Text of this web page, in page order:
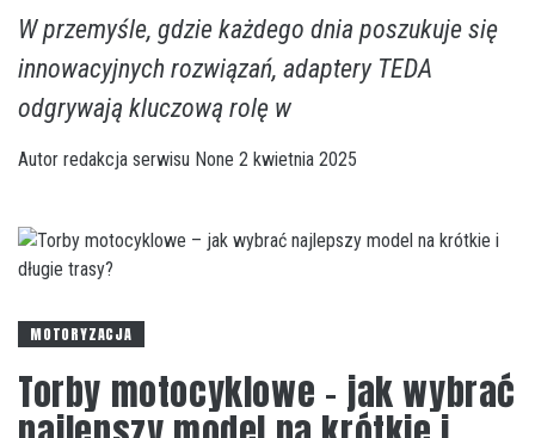
W przemyśle, gdzie każdego dnia poszukuje się
innowacyjnych rozwiązań, adaptery TEDA
odgrywają kluczową rolę w
Autor redakcja serwisu None 2 kwietnia 2025
MOTORYZACJA
Torby motocyklowe – jak wybrać